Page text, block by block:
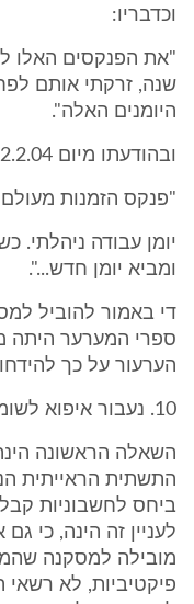
וכדבריו:
"את הפנקסים האלו
שנה, זרקתי אותם
היומנים האלה".
ובהודעתו מיום 2.2.04 (נספח י' לתצהיר נקש):
"פנקס הזמנות מעולם
יומן עבודה ניהלתי.
ומביא יומן חדש...".
די באמור להוביל
ספרי המערער היתה
הערעור על כך
10. נעבור איפוא לשומות נשוא הערעור.
השאלה הראשונה
התשתית הראייתית
ביחס לחשבוניות
לעניין זה הינה, כי
מובילה למסקנה
פיקטיביות, לא